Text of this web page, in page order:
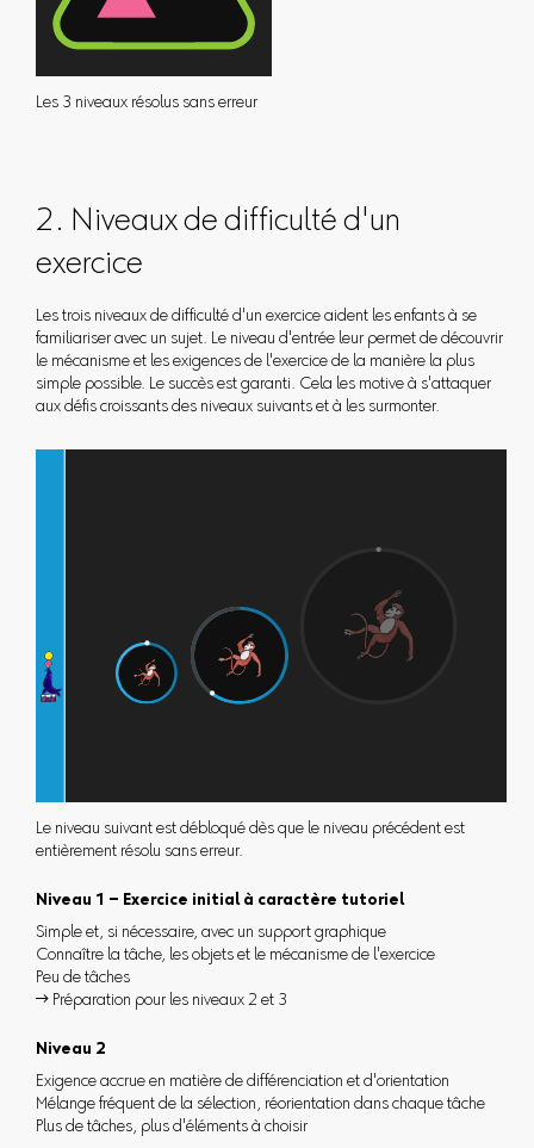
Les 3 niveaux résolus sans erreur
2. Niveaux de difficulté d'un
exercice
Les trois niveaux de difficulté d'un exercice aident les enfants à se
familiariser avec un sujet. Le niveau d'entrée leur permet de découvrir
le mécanisme et les exigences de l'exercice de la manière la plus
simple possible. Le succès est garanti. Cela les motive à s'attaquer
aux défis croissants des niveaux suivants et à les surmonter.
Le niveau suivant est débloqué dès que le niveau précédent est
entièrement résolu sans erreur.
Niveau 1 – Exercice initial à caractère tutoriel
Simple et, si nécessaire, avec un support graphique
Connaître la tâche, les objets et le mécanisme de l'exercice
Peu de tâches
 Préparation pour les niveaux 2 et 3
Niveau 2
Exigence accrue en matière de différenciation et d'orientation
Mélange fréquent de la sélection, réorientation dans chaque tâche
Plus de tâches, plus d'éléments à choisir